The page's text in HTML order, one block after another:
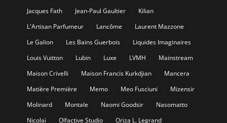
Jacques Fath
Jean-Paul Gaultier
Kilian
L'Artisan Parfumeur
Lancôme
Laurent Mazzone
Le Galion
Les Bains Guerbois
Liquides Imaginaires
Louis Vuitton
Lubin Luxe LVMH
Mainstream
Maison Crivelli
Maison Francis Kurkdjian
Mancera
Matière Première
Memo Meo Fusciuni
Mizensir
Molinard
Montale Naomi Goodsir
Nasomatto
Nicolaï
Olfactive Studio
Oriza L. Legrand